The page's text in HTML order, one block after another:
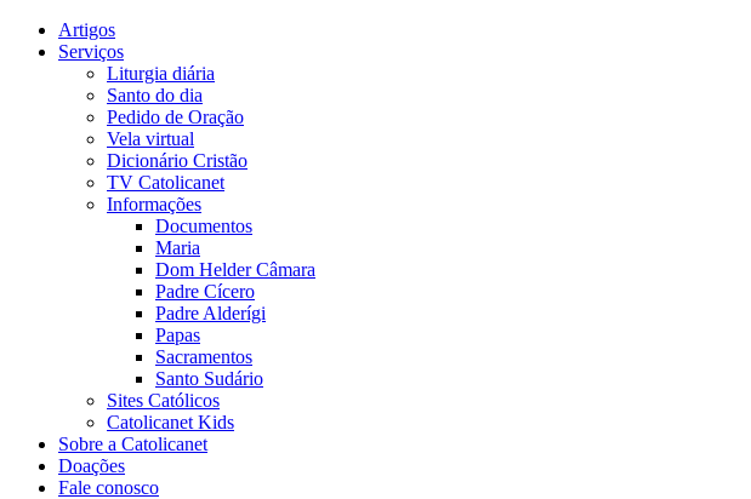
Artigos
Serviços
Liturgia diária
Santo do dia
Pedido de Oração
Vela virtual
Dicionário Cristão
TV Catolicanet
Informações
Documentos
Maria
Dom Helder Câmara
Padre Cícero
Padre Alderígi
Papas
Sacramentos
Santo Sudário
Sites Católicos
Catolicanet Kids
Sobre a Catolicanet
Doações
Fale conosco